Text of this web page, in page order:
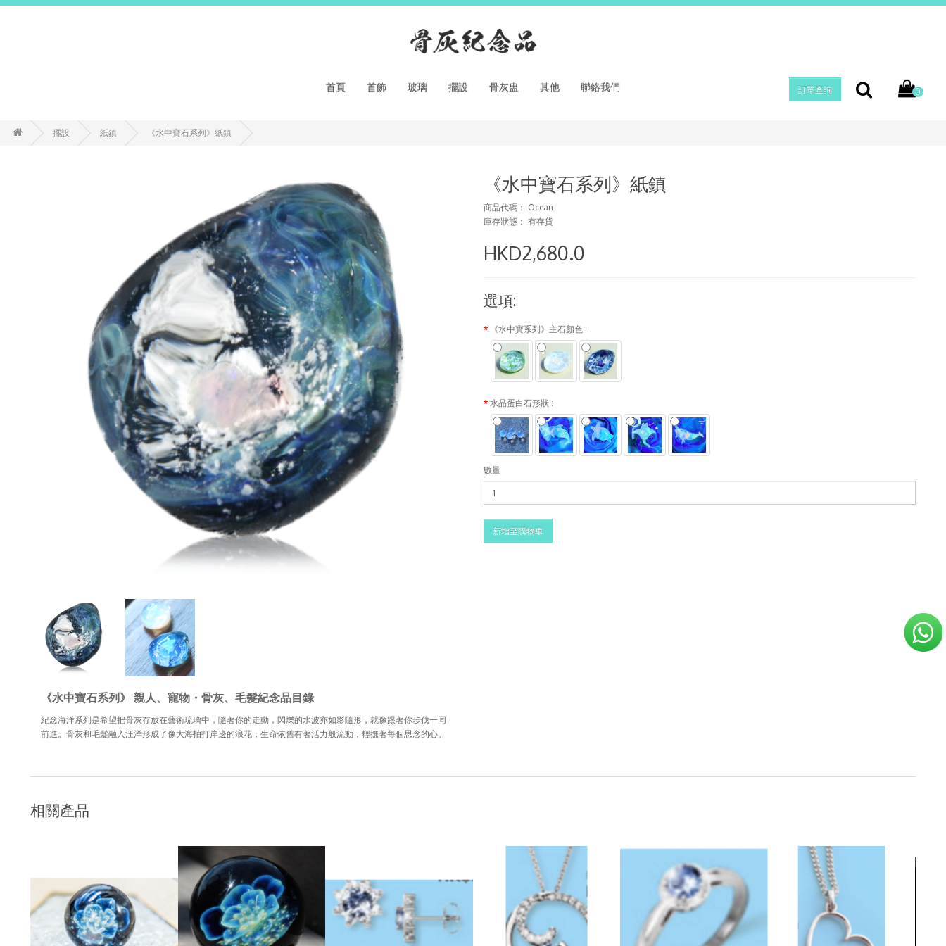
訂單查詢 0
首頁 首飾 玻璃 擺設 骨灰盅 其他 聯絡我們
擺設 紙鎮 《水中寶石系列》紙鎮
《水中寶石系列》 親人、寵物・骨灰、毛髮紀念品目錄
紀念海洋系列是希望把骨灰存放在藝術琉璃中，隨著你的走動，閃爍的水波亦如影隨形，就像跟著你步伐一同
前進。骨灰和毛髮融入汪洋形成了像大海拍打岸邊的浪花；生命依舊有著活力般流動，輕撫著每個思念的心。
《水中寶石系列》紙鎮
商品代碼： Ocean
庫存狀態： 有存貨
HKD2,680.0
選項:
《水中寶系列》主石顏色 :
水晶蛋白石形狀 :
數量
新增至購物車
相關產品